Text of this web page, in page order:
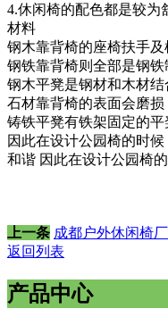
4.休闲椅的配色都是较为
材料
钢木靠背椅的座椅扶手
钢铁靠背椅则全部是钢
钢木平凳是钢材和木材
石材靠背椅的表面会磨
铸铁平凳有铁架固定的
因此在设计公园椅的时
和谐 因此在设计公园椅
上一条 成都户外休闲椅
返回列表
产品中心